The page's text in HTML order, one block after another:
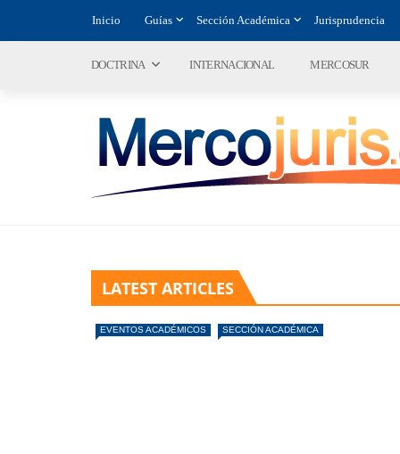
Inicio Guías Sección Académica Jurisprudencia
DOCTRINA INTERNACIONAL MERCOSUR
LATEST ARTICLES
EVENTOS ACADÉMICOS SECCIÓN ACADÉMICA